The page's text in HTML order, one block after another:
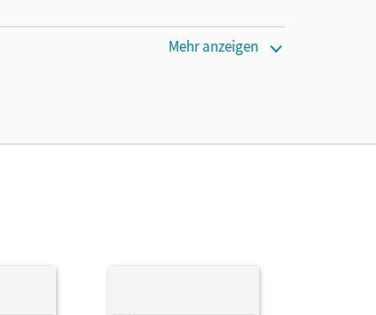
Mehr anzeigen